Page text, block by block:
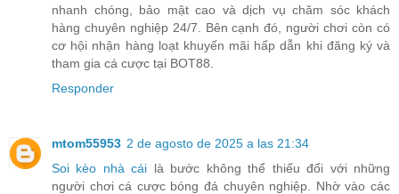
nhanh chóng, bảo mật cao và dịch vụ chăm sóc khách
hàng chuyên nghiệp 24/7. Bên cạnh đó, người chơi còn có
cơ hội nhận hàng loạt khuyến mãi hấp dẫn khi đăng ký và
tham gia cá cược tại BOT88.
Responder
mtom55953 2 de agosto de 2025 a las 21:34
Soi kèo nhà cái là bước không thể thiếu đối với những
người chơi cá cược bóng đá chuyên nghiệp. Nhờ vào các